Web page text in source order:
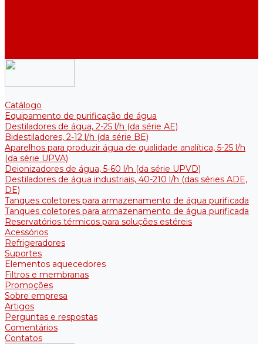
Catálogo
Equipamento de purificação de água
Destiladores de água, 2-25 l/h (da série АE)
Bidestiladores, 2-12 l/h (da série BE)
Aparelhos para produzir água de qualidade analítica, 5-25 l/h
(da série UPVA)
Deionizadores de água, 5-60 l/h (da série UPVD)
Destiladores de água industriais, 40-210 l/h (das séries ADE,
DE)
Tanques coletores para armazenamento de água purificada
Tanques coletores para armazenamento de água purificada
Reservatórios térmicos para soluções estéreis
Acessórios
Refrigeradores
Suportes
Elementos aquecedores
Filtros e membranas
Promoções
Sobre empresa
Artigos
Perguntas e respostas
Comentários
Contatos